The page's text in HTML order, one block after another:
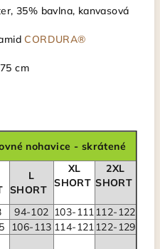
35% bavlna, kanvasová
CORDURA®
cm
nohavice - skrátené
L
SHORT
XL
SHORT
2XL
SHORT
94-102 103-111112-122
106-113 114-121122-129